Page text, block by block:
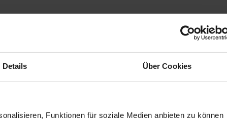
Details Über Cookies
Funktionen für soziale Medien anbieten zu können